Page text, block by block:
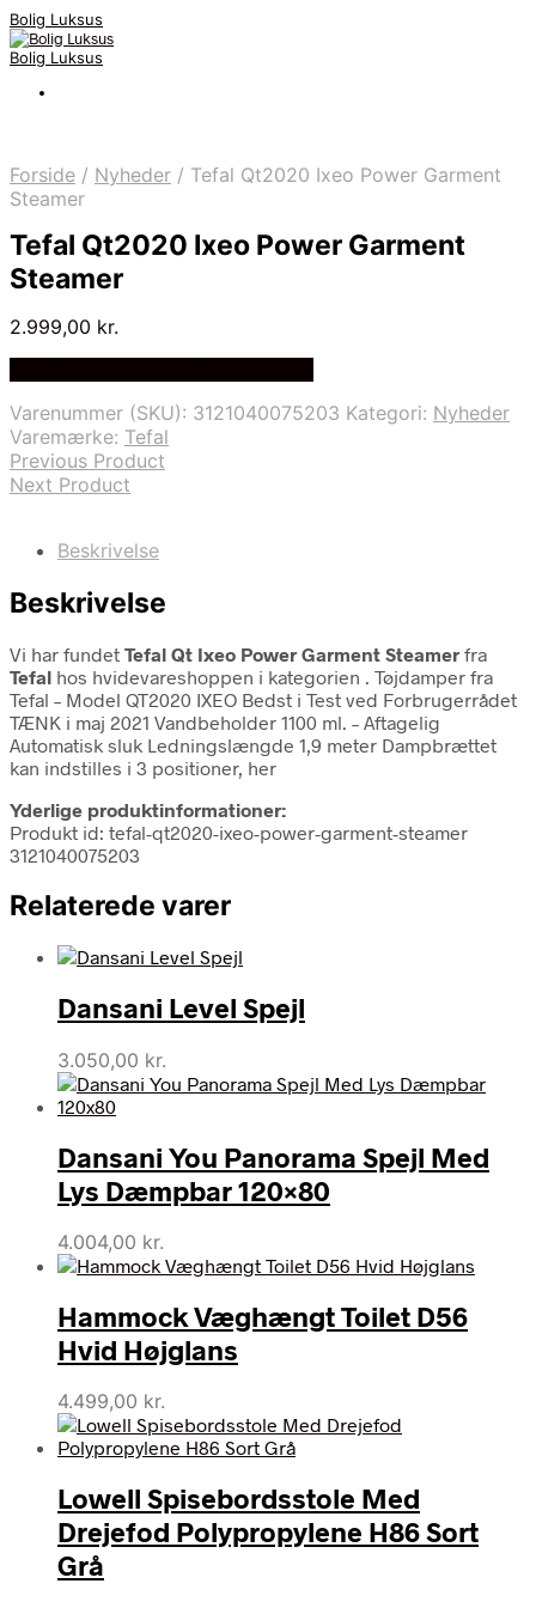
Bolig Luksus
Bolig Luksus
Forside / Nyheder / Tefal Qt2020 Ixeo Power Garment
Steamer
Tefal Qt2020 Ixeo Power Garment
Steamer
2.999,00 kr.
Varenummer (SKU): 3121040075203 Kategori: Nyheder
Varemærke: Tefal
Previous Product
Next Product
Beskrivelse
Beskrivelse
Vi har fundet Tefal Qt Ixeo Power Garment Steamer fra
Tefal hos hvidevareshoppen i kategorien . Tøjdamper fra
Tefal – Model QT2020 IXEO Bedst i Test ved Forbrugerrådet
TÆNK i maj 2021 Vandbeholder 1100 ml. – Aftagelig
Automatisk sluk Ledningslængde 1,9 meter Dampbrættet
kan indstilles i 3 positioner, her
Yderlige produktinformationer:
Produkt id: tefal-qt2020-ixeo-power-garment-steamer
3121040075203
Relaterede varer
Dansani Level Spejl
3.050,00 kr.
Dansani You Panorama Spejl Med
Lys Dæmpbar 120×80
4.004,00 kr.
Hammock Væghængt Toilet D56
Hvid Højglans
4.499,00 kr.
Lowell Spisebordsstole Med
Drejefod Polypropylene H86 Sort
Grå